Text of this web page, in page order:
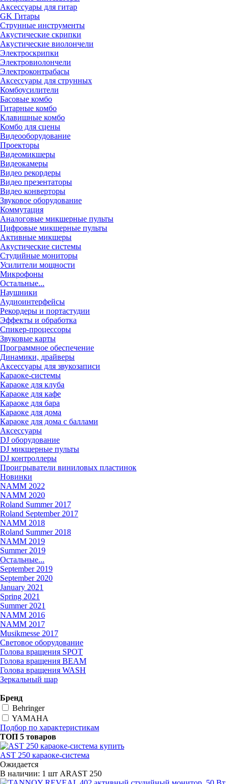
Аксессуары для гитар
GK Гитары
Струнные инструменты
Акустические скрипки
Акустические виолончели
Электроскрипки
Электровиолончели
Электроконтрабасы
Аксессуары для струнных
Комбоусилители
Басовые комбо
Гитарные комбо
Клавишные комбо
Комбо для сцены
Видеооборудование
Проекторы
Видеомикшеры
Видеокамеры
Видео рекордеры
Видео презентаторы
Видео конверторы
Звуковое оборудование
Коммутация
Аналоговые микшерные пульты
Цифровые микшерные пульты
Активные микшеры
Акустические системы
Студийные мониторы
Усилители мощности
Микрофоны
Остальные...
Наушники
Аудиоинтерфейсы
Рекордеры и портастудии
Эффекты и обработка
Спикер-процессоры
Звуковые карты
Программное обеспечение
Динамики, драйверы
Аксессуары для звукозаписи
Караоке-системы
Караоке для клуба
Караоке для кафе
Караоке для бара
Караоке для дома
Караоке для дома с баллами
Аксессуары
DJ оборудование
DJ микшерные пульты
DJ контроллеры
Проигрыватели виниловых пластинок
Новинки
NAMM 2022
NAMM 2020
Roland Summer 2017
Roland September 2017
NAMM 2018
Roland Summer 2018
NAMM 2019
Summer 2019
Остальные...
September 2019
September 2020
January 2021
Spring 2021
Summer 2021
NAMM 2016
NAMM 2017
Musikmesse 2017
Световое оборудование
Голова вращения SPOT
Голова вращения BEAM
Голова вращения WASH
Зеркальный шар
Бренд
Behringer
YAMAHA
Подбор по характеристикам
ТОП 5 товаров
AST 250 караоке-система
Ожидается
В наличии: 1 шт ARAST 250